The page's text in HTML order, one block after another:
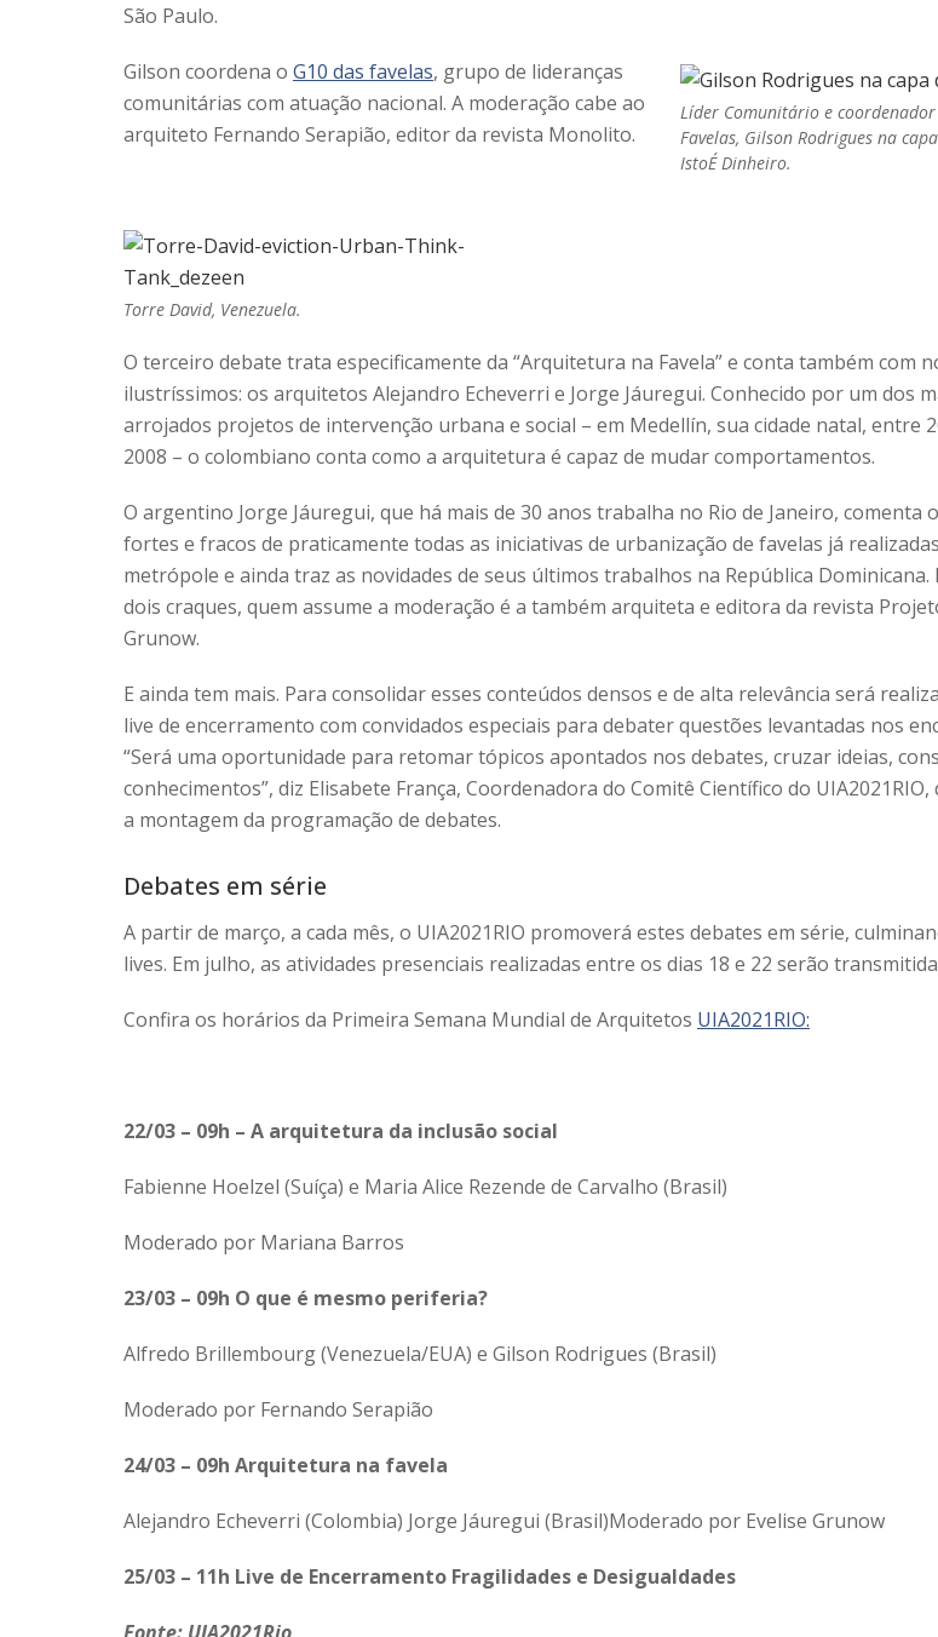
São Paulo.
Líder Comunitário e
Favelas, Gilson Rodrigues na
IstoÉ Dinheiro.
Gilson coordena o G10 das favelas, grupo de lideranças
comunitárias com atuação nacional. A moderação cabe ao
arquiteto Fernando Serapião, editor da revista Monolito.
Torre David, Venezuela.
O terceiro debate trata especificamente da “Arquitetura na Favela” e conta também com
ilustríssimos: os arquitetos Alejandro Echeverri e Jorge Jáuregui. Conhecido por um dos
arrojados projetos de intervenção urbana e social – em Medellín, sua cidade natal, entre
2008 – o colombiano conta como a arquitetura é capaz de mudar comportamentos.
O argentino Jorge Jáuregui, que há mais de 30 anos trabalha no Rio de Janeiro, comenta
fortes e fracos de praticamente todas as iniciativas de urbanização de favelas já
metrópole e ainda traz as novidades de seus últimos trabalhos na República Dominicana.
dois craques, quem assume a moderação é a também arquiteta e editora da revista
Grunow.
E ainda tem mais. Para consolidar esses conteúdos densos e de alta relevância será
live de encerramento com convidados especiais para debater questões levantadas nos
“Será uma oportunidade para retomar tópicos apontados nos debates, cruzar ideias,
conhecimentos”, diz Elisabete França, Coordenadora do Comitê Científico do UIA2021RIO,
a montagem da programação de debates.
Debates em série
A partir de março, a cada mês, o UIA2021RIO promoverá estes debates em série,
lives. Em julho, as atividades presenciais realizadas entre os dias 18 e 22 serão
Confira os horários da Primeira Semana Mundial de Arquitetos UIA2021RIO:
22/03 – 09h – A arquitetura da inclusão social
Fabienne Hoelzel (Suíça) e Maria Alice Rezende de Carvalho (Brasil)
Moderado por Mariana Barros
23/03 – 09h O que é mesmo periferia?
Alfredo Brillembourg (Venezuela/EUA) e Gilson Rodrigues (Brasil)
Moderado por Fernando Serapião
24/03 – 09h Arquitetura na favela
Alejandro Echeverri (Colombia) Jorge Jáuregui (Brasil)Moderado por Evelise Grunow
25/03 – 11h Live de Encerramento Fragilidades e Desigualdades